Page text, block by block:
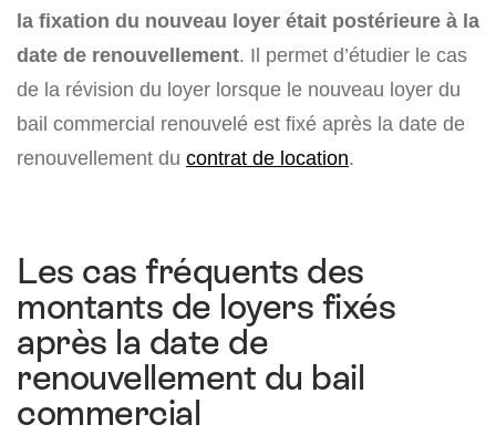
la fixation du nouveau loyer était postérieure à la
date de renouvellement. Il permet d’étudier le cas
de la révision du loyer lorsque le nouveau loyer du
bail commercial renouvelé est fixé après la date de
renouvellement du contrat de location.
Les cas fréquents des
montants de loyers fixés
après la date de
renouvellement du bail
commercial